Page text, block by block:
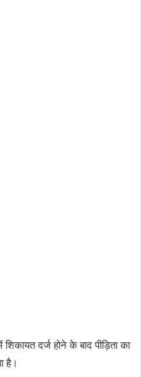
दर्ज होने के बाद पीड़िता का
है।